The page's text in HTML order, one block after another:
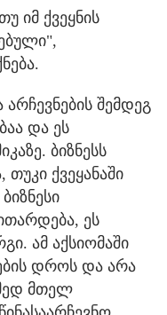
იმ ქვეყნის
შემდეგ
და ეს
ბიზნესს
ქვეყანაში
ეს
ამ აქსიომაში
დროს და არა
მთელ